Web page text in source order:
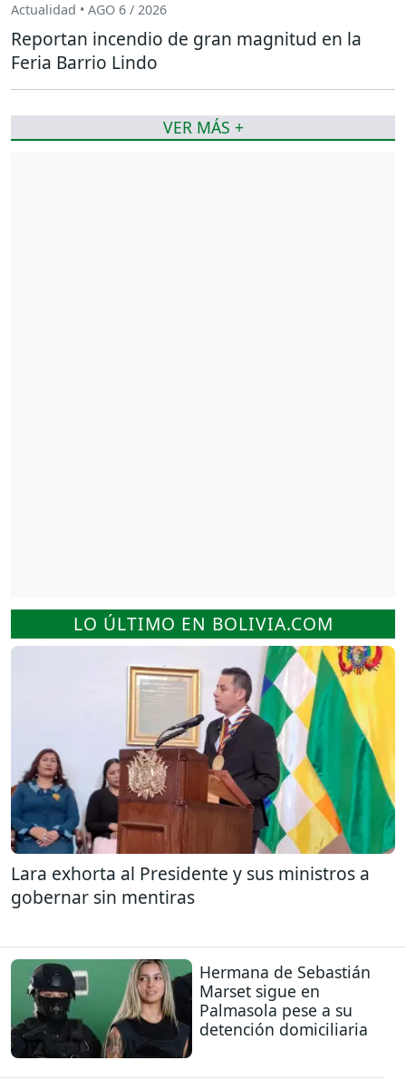
LO ÚLTIMO EN BOLIVIA.COM
Lara exhorta al Presidente y sus ministros a
gobernar sin mentiras
Hermana de Sebastián
Marset sigue en
Palmasola pese a su
detención domiciliaria
Actualidad • AGO 6 / 2026
Reportan incendio de gran magnitud en la
Feria Barrio Lindo
VER MÁS +